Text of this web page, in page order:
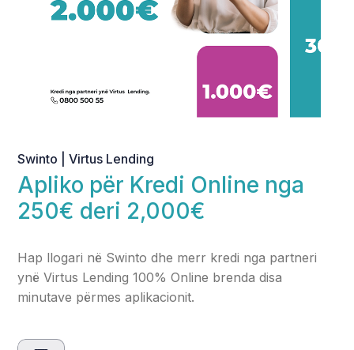
Swinto | Virtus Lending
Apliko për Kredi Online nga
250€ deri 2,000€
Hap llogari në Swinto dhe merr kredi nga partneri
ynë Virtus Lending 100% Online brenda disa
minutave përmes aplikacionit.